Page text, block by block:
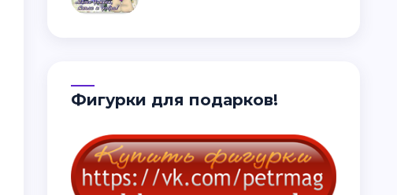
Фигурки для подарков!